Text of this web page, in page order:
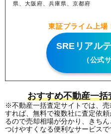
県、大阪府、兵庫県、京都府
東証プライム上場
SREリアル
（公式
おすすめ不動産一括
※不動産一括査定サイトでは、
すれば、無料で複数社に査定依
るので売却相場が分かり、きち
つけやすくなる便利なサービスで